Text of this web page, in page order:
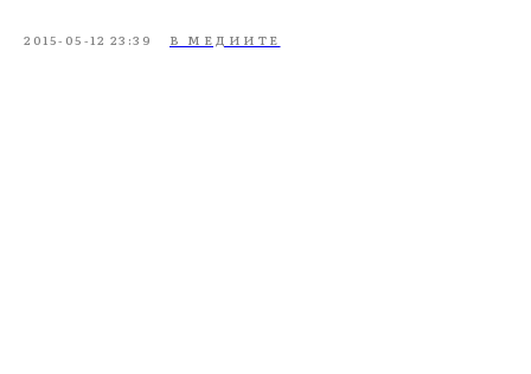
2015-05-12 23:39 В МЕДИИТЕ